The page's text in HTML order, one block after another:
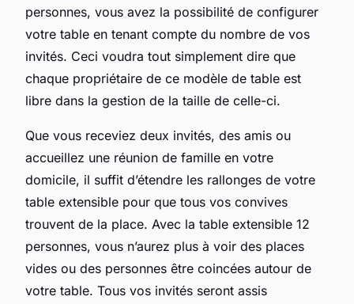
personnes, vous avez la possibilité de configurer
votre table en tenant compte du nombre de vos
invités. Ceci voudra tout simplement dire que
chaque propriétaire de ce modèle de table est
libre dans la gestion de la taille de celle-ci.
Que vous receviez deux invités, des amis ou
accueillez une réunion de famille en votre
domicile, il suffit d’étendre les rallonges de votre
table extensible pour que tous vos convives
trouvent de la place. Avec la table extensible 12
personnes, vous n’aurez plus à voir des places
vides ou des personnes être coincées autour de
votre table. Tous vos invités seront assis